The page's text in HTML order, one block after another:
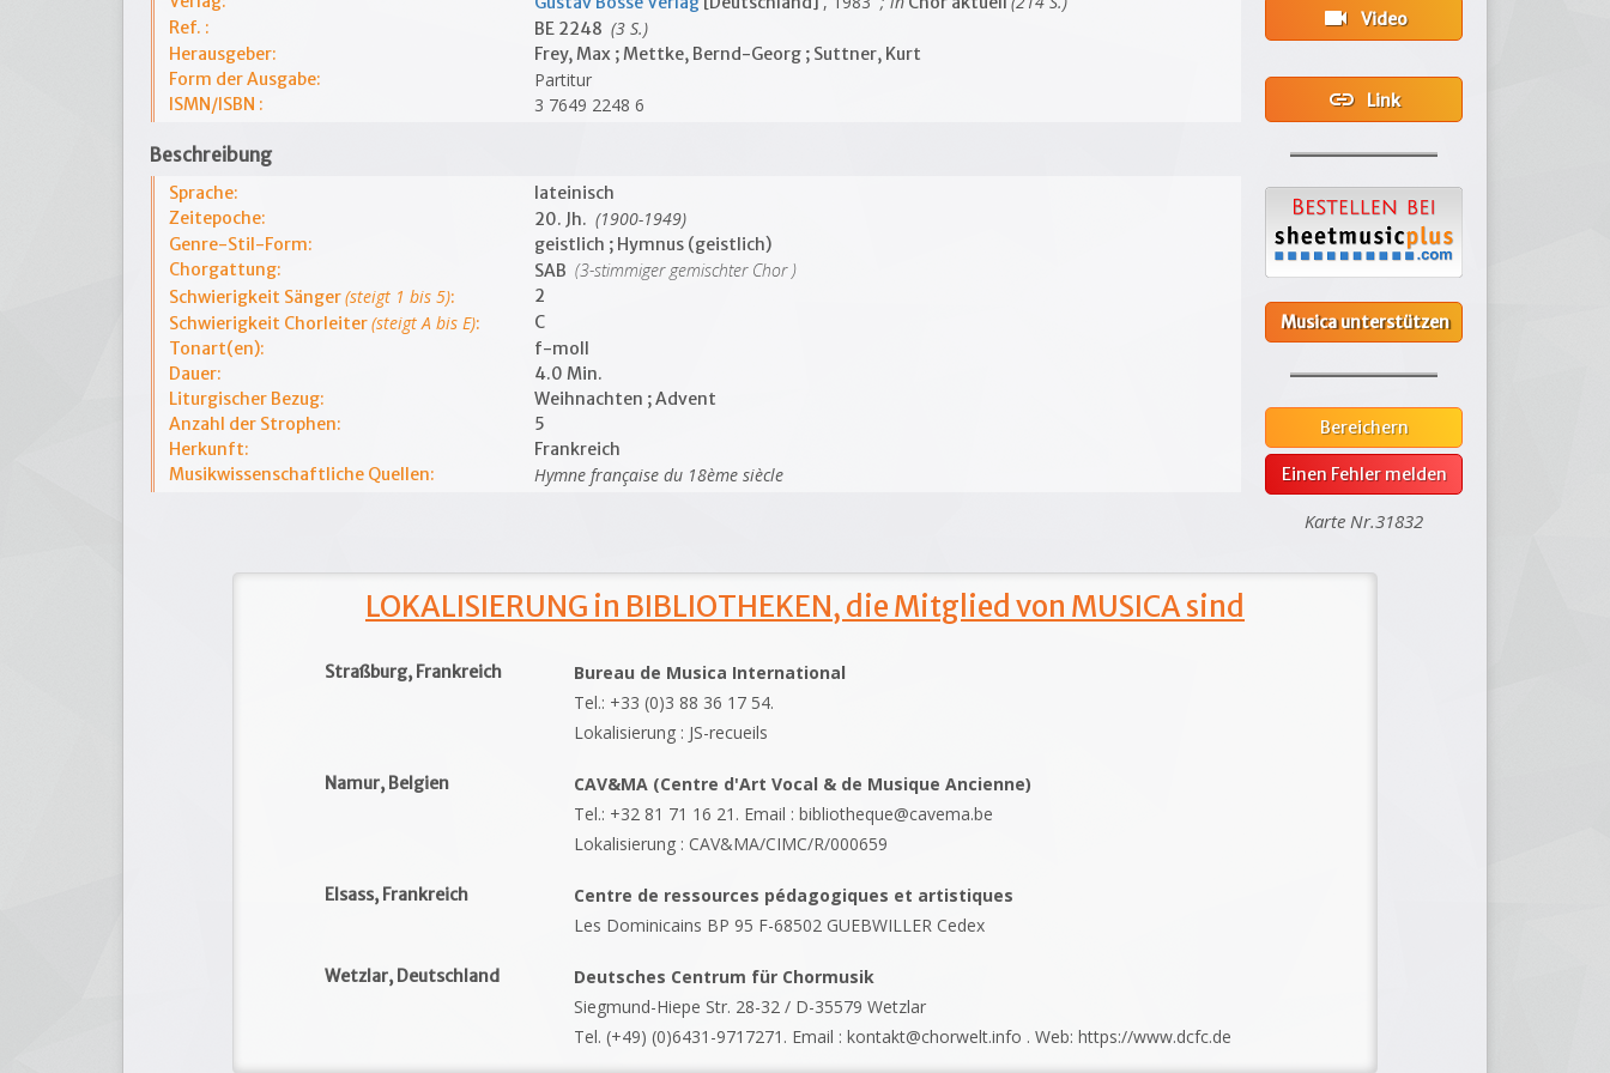
Ref. : BE 2248 (3 S.)
Herausgeber:
Frey, Max ; Mettke, Bernd-Georg ; Suttner, Kurt
Form der Ausgabe:
Partitur
ISMN/ISBN : 3 7649 2248 6
Beschreibung
Sprache:
lateinisch
Zeitepoche:
20. Jh. (1900-1949)
Genre-Stil-Form:
geistlich ; Hymnus (geistlich)
Chorgattung:
SAB (3-stimmiger gemischter Chor )
Schwierigkeit Sänger(steigt 1 bis 5):
2
Schwierigkeit Chorleiter(steigt A bis E):
C
Tonart(en):
f-moll
Dauer:
4.0 Min.
Liturgischer Bezug:
Weihnachten ; Advent
Anzahl der Strophen:
5
Herkunft:
Frankreich
Musikwissenschaftliche Quellen:
Hymne française du 18ème siècle
videocam Video
link Link
Musica unterstützen
Bereichern
Einen Fehler melden
Karte Nr.31832
LOKALISIERUNG in BIBLIOTHEKEN, die Mitglied von MUSICA sind
Straßburg, Frankreich
Bureau de Musica International
Tel.: +33 (0)3 88 36 17 54.
Lokalisierung : JS-recueils
Namur, Belgien
CAV&MA (Centre d'Art Vocal & de Musique Ancienne)
Tel.: +32 81 71 16 21. Email : bibliotheque@cavema.be
Lokalisierung : CAV&MA/CIMC/R/000659
Elsass, Frankreich
Centre de ressources pédagogiques et artistiques
Les Dominicains BP 95 F-68502 GUEBWILLER Cedex
Wetzlar, Deutschland
Deutsches Centrum für Chormusik
Siegmund-Hiepe Str. 28-32 / D-35579 Wetzlar
Tel. (+49) (0)6431-9717271. Email : kontakt@chorwelt.info . Web: https://www.dcfc.de